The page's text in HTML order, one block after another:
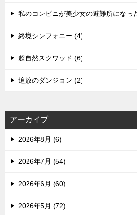
私のコンビニが美少女の避難所になっ
終境シンフォニー (4)
超自然スクワッド (6)
追放のダンジョン (2)
アーカイブ
2026年8月 (6)
2026年7月 (54)
2026年6月 (60)
2026年5月 (72)